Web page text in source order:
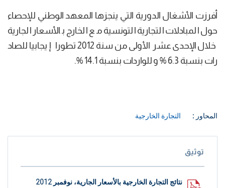
أفرزت الأشغال الدورية التي ينجزها المعهد الوطني للإحصاء
حول المبادلات التجارية التونسية مع الخارج بالأسعار الجارية
خلال الإحدى عشر الأولى من سنة 2012 تطورا إ يجابيا للصاد
رات بنسبة 6.3 % و للواردات بنسبة 14.1 %.
المحاور : التجارة الخارجية
توثيق
نتائج التجارة الخارجية بالأسعار الجارية، نوفمبر 2012